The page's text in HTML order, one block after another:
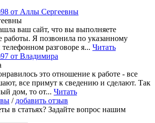
ваш сайт, что вы выполняете
работы. Я позвонила по указанному
разговоре я... Читать
это отношение к работе - все
все примут к сведению и сделают. Так
дом, то от... Читать
/ добавить отзыв
в статьях? Задайте вопрос нашим